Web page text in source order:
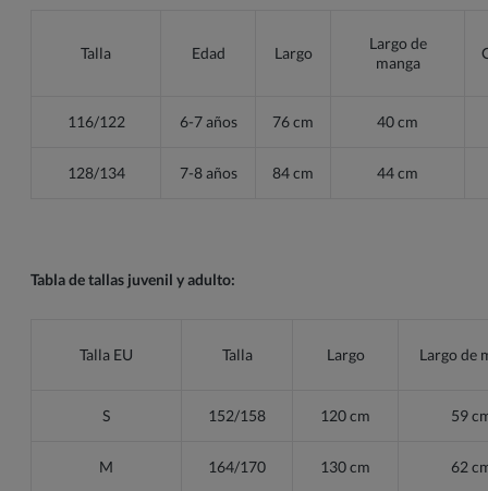
Talla Edad Largo
Largo de
manga
116/122 6-7 años 76 cm 40 cm
128/134 7-8 años 84 cm 44 cm
Tabla de tallas juvenil y adulto:
Talla EU Talla Largo Largo de
S 152/158 120 cm 59
M 164/170 130 cm 62